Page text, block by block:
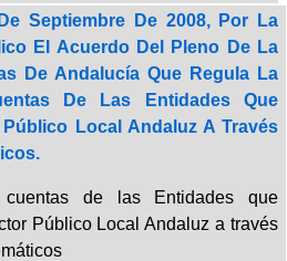
Septiembre De 2008, Por La
El Acuerdo Del Pleno De La
De Andalucía Que Regula La
De Las Entidades Que
Local Andaluz A Través
cuentas de las Entidades que
Público Local Andaluz a través